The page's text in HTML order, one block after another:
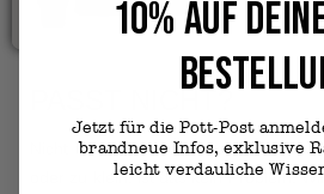
PASST NICHT?
Nicht immer sitzt der erste Versuch.
oder zu klein, ist das kein Problem.
10% AUF
Jetzt für die Pott-Post
brandneue Infos, exklusive
leicht verdauliche